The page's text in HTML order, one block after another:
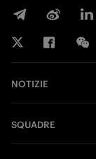
NOTIZIE
SQUADRE